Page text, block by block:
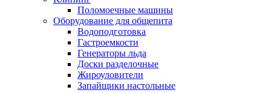
Поломоечные машины
Оборудование для общепита
Водоподготовка
Гастроемкости
Генераторы льда
Доски разделочные
Жироуловители
Запайщики настольные